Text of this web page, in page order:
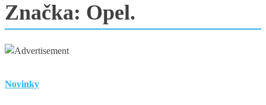
Značka: Opel.
Novinky